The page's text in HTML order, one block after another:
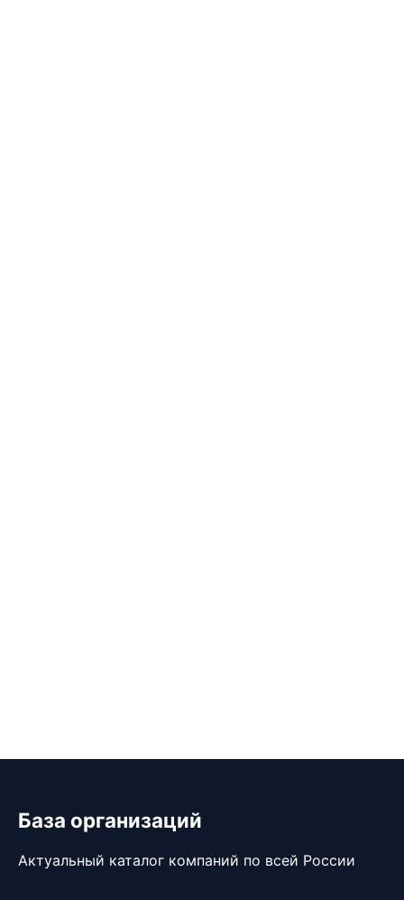
База организаций
Актуальный каталог компаний по всей России